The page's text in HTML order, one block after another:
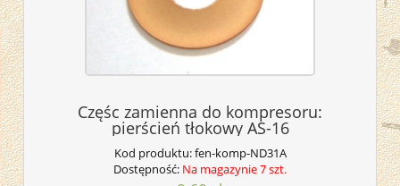
Częśc zamienna do kompresoru:
pierścień tłokowy AS-16
Kod produktu:fen-komp-ND31A
Dostępność: Na magazynie 7 szt.